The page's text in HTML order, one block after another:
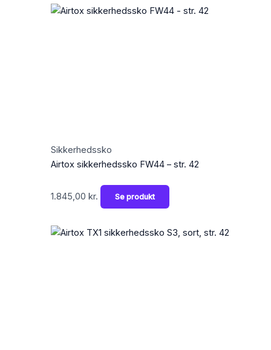
Sikkerhedssko
Airtox sikkerhedssko FW44 – str. 42
1.845,00 kr. Se produkt